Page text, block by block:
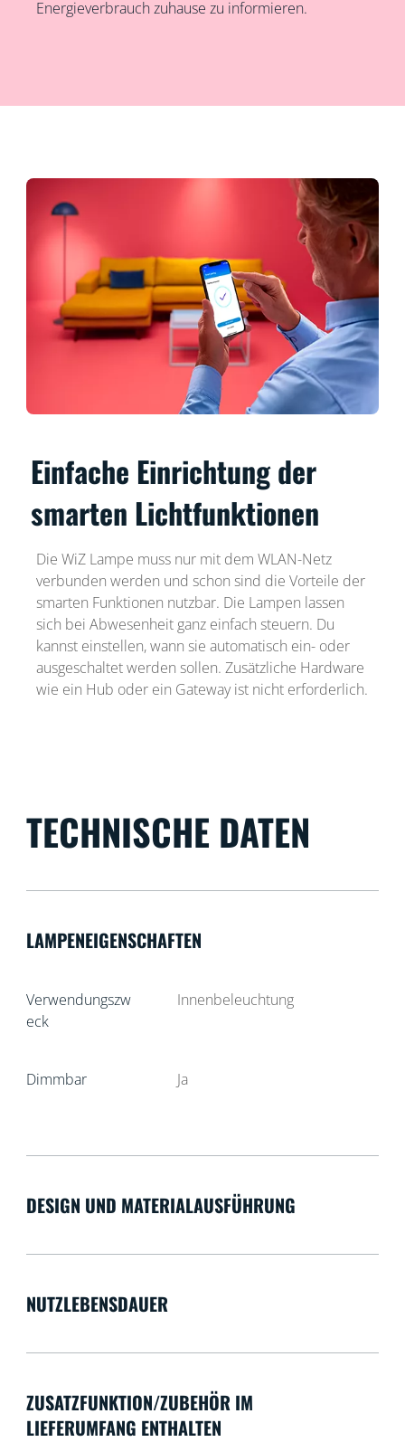
Energieverbrauch zuhause zu informieren.
Einfache Einrichtung der
smarten Lichtfunktionen
Die WiZ Lampe muss nur mit dem WLAN-Netz
verbunden werden und schon sind die Vorteile der
smarten Funktionen nutzbar. Die Lampen lassen
sich bei Abwesenheit ganz einfach steuern. Du
kannst einstellen, wann sie automatisch ein- oder
ausgeschaltet werden sollen. Zusätzliche Hardware
wie ein Hub oder ein Gateway ist nicht erforderlich.
TECHNISCHE DATEN
LAMPENEIGENSCHAFTEN
Verwendungszw
eck
Innenbeleuchtung
Dimmbar Ja
DESIGN UND MATERIALAUSFÜHRUNG
NUTZLEBENSDAUER
ZUSATZFUNKTION/ZUBEHÖR IM
LIEFERUMFANG ENTHALTEN